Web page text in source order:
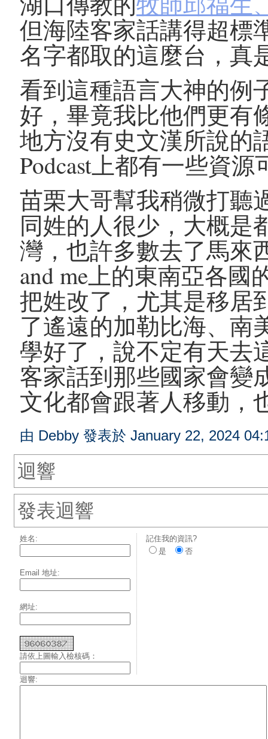
但海陸客家話講得超標
名字都取的這麼台，真
看到這種語言大神的例
好，畢竟我比他們更有
地方沒有史文漢所說的
Podcast上都有一些資源
苗栗大哥幫我稍微打聽
同姓的人很少，大概是
灣，也許多數去了馬來
and me上的東南亞各
把姓改了，尤其是移居
了遙遠的加勒比海、南
學好了，說不定有天去
客家話到那些國家會變
文化都會跟著人移動，
由 Debby 發表於 January 22, 2024
迴響
發表迴響
姓名:
Email 地址:
網址:
請依上圖輸入檢核碼：
記住我的資訊?
是
否
迴響: